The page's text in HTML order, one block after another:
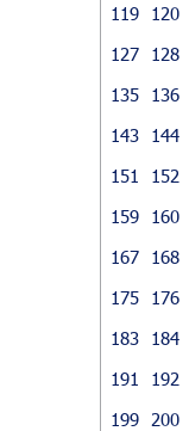
119
120
127
128
135
136
143
144
151
152
159
160
167
168
175
176
183
184
191
192
199
200